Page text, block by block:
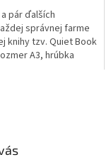
pár ďalších
správnej farme
knihy tzv. Quiet Book
A3, hrúbka